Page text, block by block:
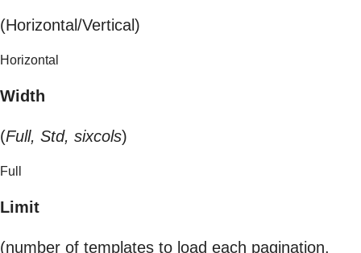
(Horizontal/Vertical)
Horizontal
Width
(Full, Std, sixcols)
Full
Limit
(number of templates to load each pagination.